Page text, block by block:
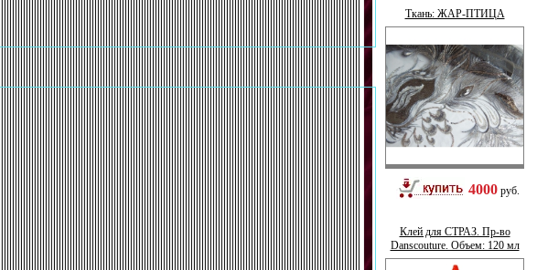
Ткань: ЖАР-ПТИЦА
4000 руб.
Клей для СТРАЗ. Пр-во
Danscouture. Объем: 120 мл